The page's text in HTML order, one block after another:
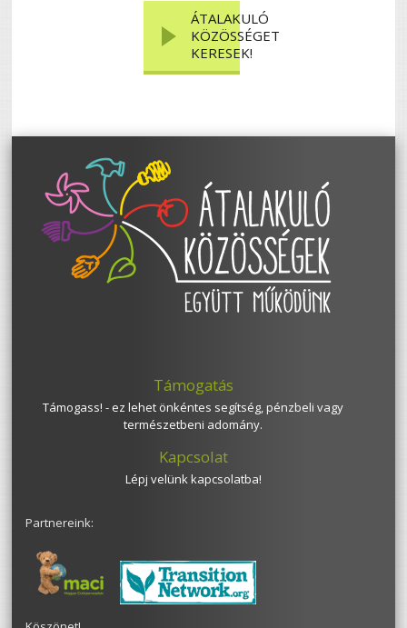
ÁTALAKULÓ
KÖZÖSSÉGET
KERESEK!
Támogatás
Támogass! - ez lehet önkéntes segítség, pénzbeli vagy
természetbeni adomány.
Kapcsolat
Lépj velünk kapcsolatba!
Partnereink: